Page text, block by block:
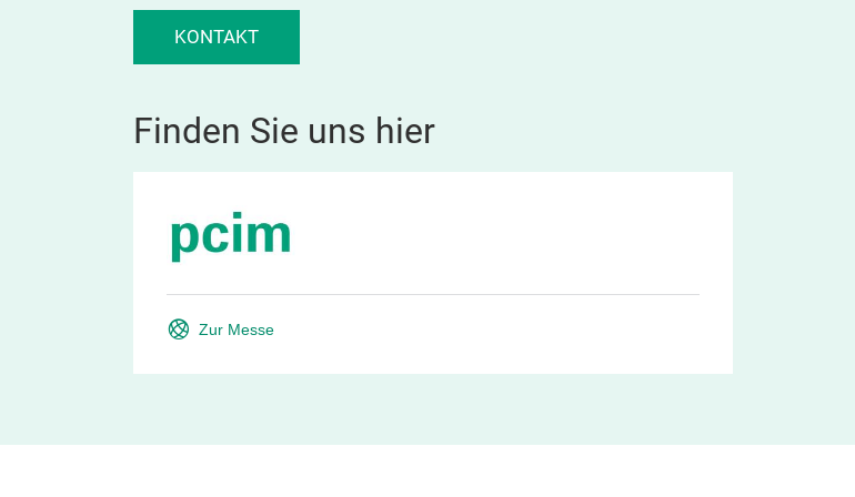
KONTAKT
Finden Sie uns hier
Zur Messe